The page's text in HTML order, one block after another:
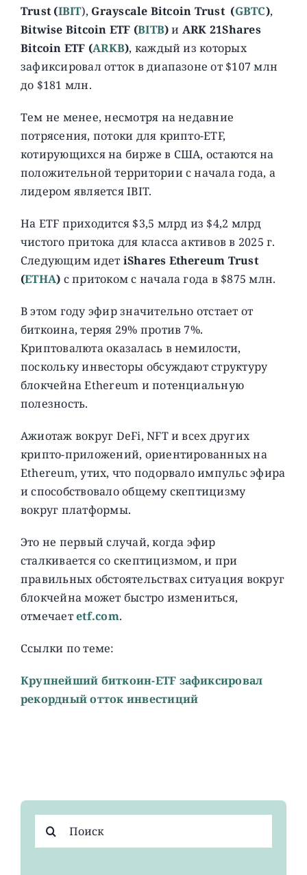
Trust (IBIT), Grayscale Bitcoin Trust (GBTC),
Bitwise Bitcoin ETF (BITB)и ARK 21Shares
Bitcoin ETF (ARKB), каждый из которых
зафиксировал отток в диапазоне от $107 млн ​​
до $181 млн.
Тем не менее, несмотря на недавние
потрясения, потоки для крипто-ETF,
котирующихся на бирже в США, остаются на
положительной территории с начала года, а
лидером является IBIT.
На ETF приходится $3,5 млрд из $4,2 млрд
чистого притока для класса активов в 2025 г.
Следующим идет iShares Ethereum Trust
(ETHA) с притоком с начала года в $875 млн.
В этом году эфир значительно отстает от
биткоина, теряя 29% против 7%.
Криптовалюта оказалась в немилости,
поскольку инвесторы обсуждают структуру
блокчейна Ethereum и потенциальную
полезность.
Ажиотаж вокруг DeFi, NFT и всех других
крипто-приложений, ориентированных на
Ethereum, утих, что подорвало импульс эфира
и способствовало общему скептицизму
вокруг платформы.
Это не первый случай, когда эфир
сталкивается со скептицизмом, и при
правильных обстоятельствах ситуация вокруг
блокчейна может быстро измениться,
отмечаетetf.com.
Ссылки по теме:
Крупнейший биткоин-ETF зафиксировал
рекордный отток инвестиций
поиска: